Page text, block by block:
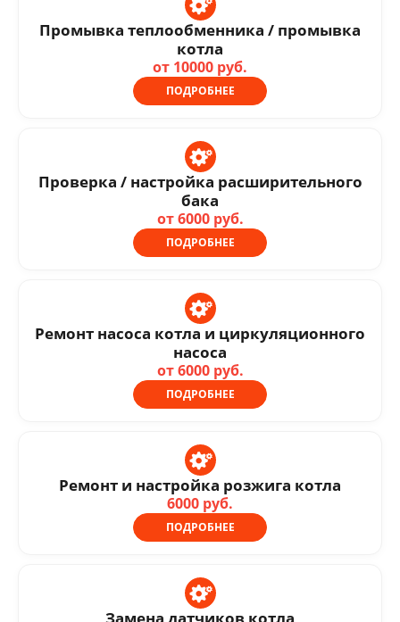
Промывка теплообменника / промывка
котла
от 10000 руб.
ПОДРОБНЕЕ
Проверка / настройка расширительного
бака
от 6000 руб.
ПОДРОБНЕЕ
Ремонт насоса котла и циркуляционного
насоса
от 6000 руб.
ПОДРОБНЕЕ
Ремонт и настройка розжига котла
6000 руб.
ПОДРОБНЕЕ